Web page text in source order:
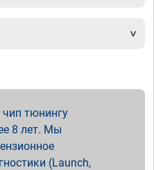
тюнингу
8 лет. Мы
(Launch,